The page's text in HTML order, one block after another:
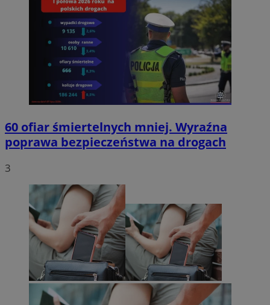
60 ofiar śmiertelnych mniej. Wyraźna
poprawa bezpieczeństwa na drogach
3